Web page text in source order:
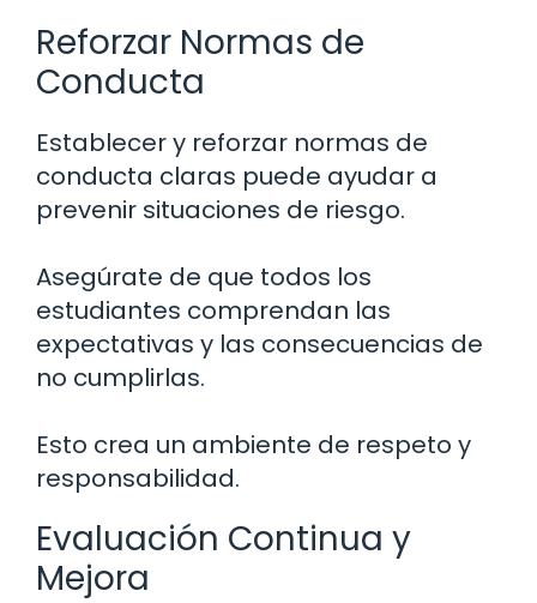
Reforzar Normas de
Conducta
Establecer y reforzar normas de
conducta claras puede ayudar a
prevenir situaciones de riesgo.
Asegúrate de que todos los
estudiantes comprendan las
expectativas y las consecuencias de
no cumplirlas.
Esto crea un ambiente de respeto y
responsabilidad.
Evaluación Continua y
Mejora